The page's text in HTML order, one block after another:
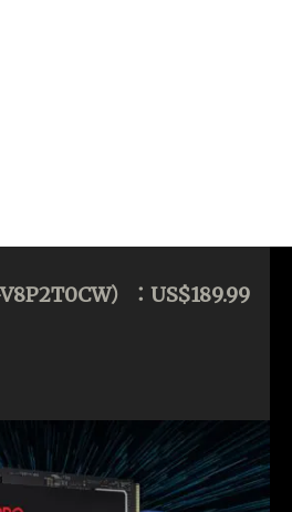
）：US$189.99